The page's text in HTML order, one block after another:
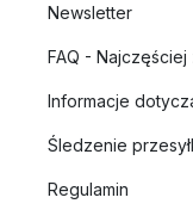
Newsletter
FAQ -
Informacje
Śledzenie
Regulamin